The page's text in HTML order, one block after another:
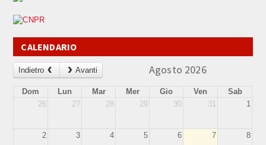
CALENDARIO
Indietro Avanti Agosto 2026
Dom Lun Mar Mer Gio Ven
Sab
26
27 28 29 30 31 1
2 3 4 5 6 7 8